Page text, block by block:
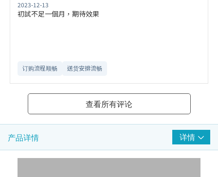
2023-12-13
初試不足一個月，期待效果
订购流程顺畅 送货安排流畅
查看所有评论
产品详情 详情